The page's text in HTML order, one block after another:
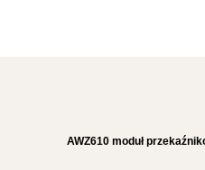
AWZ610 moduł